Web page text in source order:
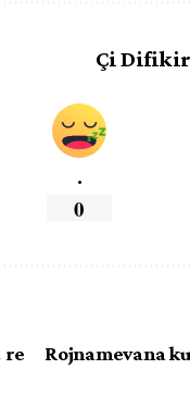
Çi
.
0
re
Rojnamevana